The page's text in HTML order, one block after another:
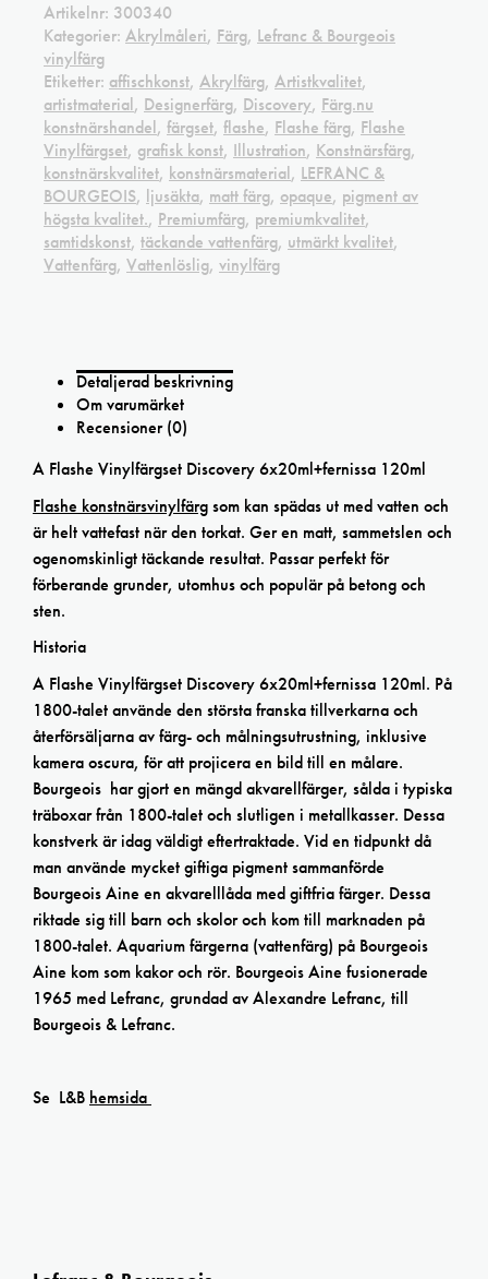
Artikelnr: 300340
Kategorier: Akrylmåleri, Färg, Lefranc & Bourgeois
vinylfärg
Etiketter: affischkonst, Akrylfärg, Artistkvalitet,
artistmaterial, Designerfärg, Discovery, Färg.nu
konstnärshandel, färgset, flashe, Flashe färg, Flashe
Vinylfärgset, grafisk konst, Illustration, Konstnärsfärg,
konstnärskvalitet, konstnärsmaterial, LEFRANC &
BOURGEOIS, ljusäkta, matt färg, opaque, pigment av
högsta kvalitet., Premiumfärg, premiumkvalitet,
samtidskonst, täckande vattenfärg, utmärkt kvalitet,
Vattenfärg, Vattenlöslig, vinylfärg
Detaljerad beskrivning
Om varumärket
Recensioner (0)
A Flashe Vinylfärgset Discovery 6x20ml+fernissa 120ml
Flashe konstnärsvinylfärgsom kan spädas ut med vatten och
är helt vattefast när den torkat. Ger en matt, sammetslen och
ogenomskinligt täckande resultat. Passar perfekt för
förberande grunder, utomhus och populär på betong och
sten.
Historia
A Flashe Vinylfärgset Discovery 6x20ml+fernissa 120ml. På
1800-talet använde den största franska tillverkarna och
återförsäljarna av färg- och målningsutrustning, inklusive
kamera oscura, för att projicera en bild till en målare.
Bourgeois har gjort en mängd akvarellfärger, sålda i typiska
träboxar från 1800-talet och slutligen i metallkasser. Dessa
konstverk är idag väldigt eftertraktade. Vid en tidpunkt då
man använde mycket giftiga pigment sammanförde
Bourgeois Aine en akvarelllåda med giftfria färger. Dessa
riktade sig till barn och skolor och kom till marknaden på
1800-talet. Aquarium färgerna (vattenfärg) på Bourgeois
Aine kom som kakor och rör. Bourgeois Aine fusionerade
1965 med Lefranc, grundad av Alexandre Lefranc, till
Bourgeois & Lefranc.
Se L&B hemsida